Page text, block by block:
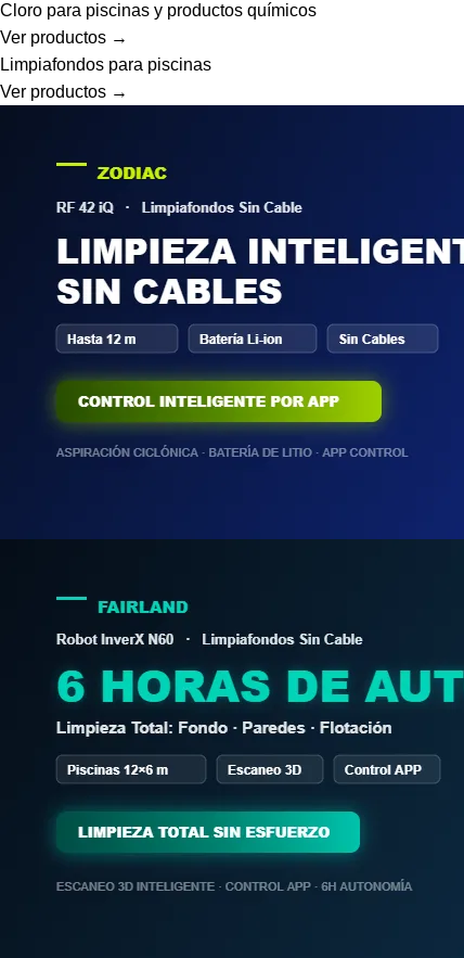
Cloro para piscinas y productos químicos
Ver productos →
Limpiafondos para piscinas
Ver productos →